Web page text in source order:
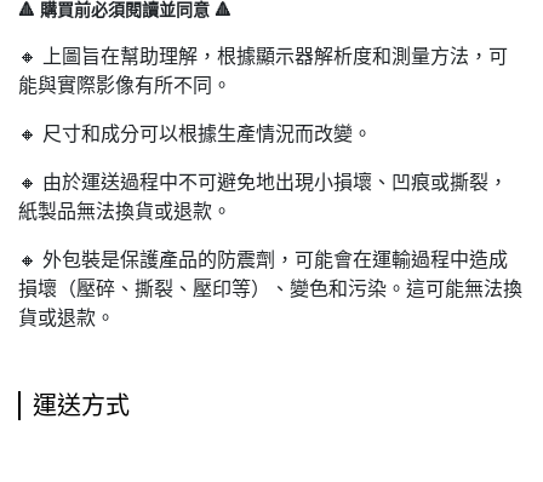
🔺 購買前必須閱讀並同意 🔺
🔸 上圖旨在幫助理解，根據顯示器解析度和測量方法，可
能與實際影像有所不同。
🔸 尺寸和成分可以根據生產情況而改變。
🔸 由於運送過程中不可避免地出現小損壞、凹痕或撕裂，
紙製品無法換貨或退款。
🔸 外包裝是保護產品的防震劑，可能會在運輸過程中造成
損壞（壓碎、撕裂、壓印等）、變色和污染。這可能無法換
貨或退款。
運送方式